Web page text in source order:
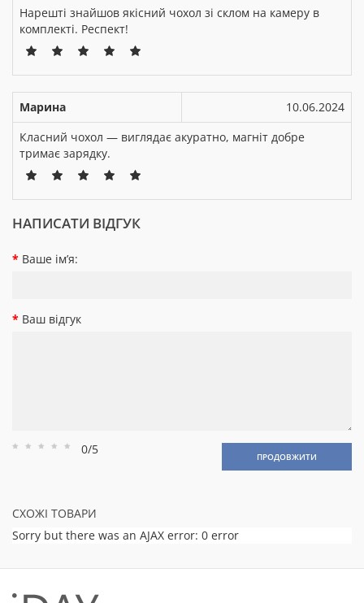
Нарешті знайшов якісний чохол зі склом на камеру в
комплекті. Респект!
Марина
10.06.2024
Класний чохол — виглядає акуратно, магніт добре
тримає зарядку.
НАПИСАТИ ВІДГУК
Ваше ім’я:
Ваш відгук
Рейтинг
Рейтинг
Рейтинг
Рейтинг
Рейтинг
0/5 ПРОДОВЖИТИ
СХОЖІ ТОВАРИ
Sorry but there was an AJAX error: 0 error